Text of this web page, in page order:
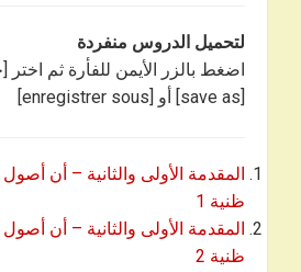
لتحميل الدروس منفردة
اضغط بالزر الأيمن للفأرة ثم
[save as] أو [enregistrer sous]
المقدمة الأولى والثانية – أن
ظنية 1
المقدمة الأولى والثانية – أن
ظنية 2